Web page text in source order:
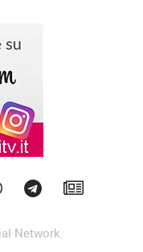
Network.